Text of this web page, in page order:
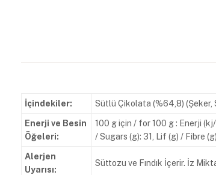
İçindekiler: Sütlü Çikolata (%64,8) (Şeker,
Enerji ve Besin
Öğeleri:
100 g için / for 100 g : Enerji
/ Sugars (g): 31, Lif (g) / Fibre
Alerjen
Uyarısı:
Süttozu ve Fındık İçerir. İz